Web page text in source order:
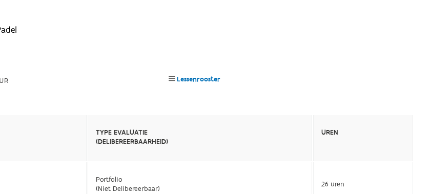
Lessenrooster
TYPE EVALUATIE
(DELIBEREERBAARHEID)
UREN
Portfolio
(Niet Delibereerbaar)
26 uren